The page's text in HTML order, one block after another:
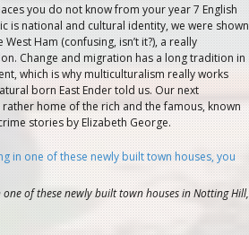
you do not know from your year 7 English
is national and cultural identity, we were shown
Ham (confusing, isn’t it?), a really
Change and migration has a long tradition in
which is why multiculturalism really works
born East Ender told us. Our next
home of the rich and the famous, known
stories by Elizabeth George.
of these newly built town houses in Notting Hill,